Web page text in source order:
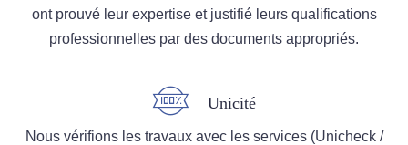
ont prouvé leur expertise et justifié leurs qualifications
professionnelles par des documents appropriés.
Unicité
Nous vérifions les travaux avec les services (Unicheck /